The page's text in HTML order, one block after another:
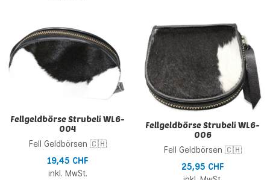
Zur Wunschliste hinzufügen
Zur Vergleichsliste hinzufügen
Schnellansicht
Fellgeldbörse Strubeli WL6-
004
Fell Geldbörsen 🇨🇭
19,45 CHF
inkl. MwSt.
Fellgeldbörse Strubeli WL6-
006
Fell Geldbörsen 🇨🇭
25,95 CHF